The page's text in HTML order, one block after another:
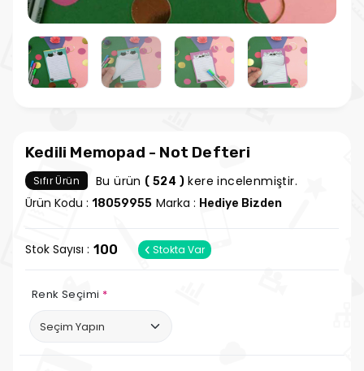
Kedili Memopad - Not Defteri
Sıfır Ürün Bu ürün ( 524 ) kere incelenmiştir.
Ürün Kodu : 18059955 Marka : Hediye Bizden
Stok Sayısı : 100 Stokta Var
Renk Seçimi *